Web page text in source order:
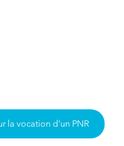
la vocation d'un PNR